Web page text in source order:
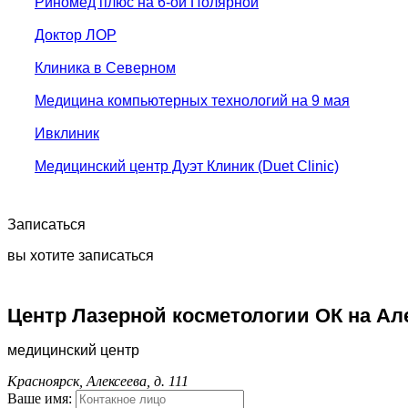
Доктор ЛОР
Клиника в Северном
Медицина компьютерных технологий на 9 мая
Ивклиник
Медицинский центр Дуэт Клиник (Duet Clinic)
Записаться
вы хотите записаться
Центр Лазерной косметологии ОК на
медицинский центр
Красноярск, Алексеева, д. 111
Ваше имя: